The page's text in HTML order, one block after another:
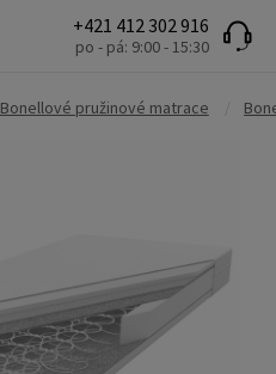
+421 412 302 916
po - pá: 9:00 - 15:30
Bonellové pružinové matrace